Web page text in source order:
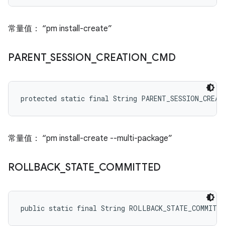
常量值： “pm install-create”
PARENT_SESSION CREATION CMD
protected static final String
常量值： “pm install-create --multi-package”
ROLLBACK STATE COMMITTED
public static final String